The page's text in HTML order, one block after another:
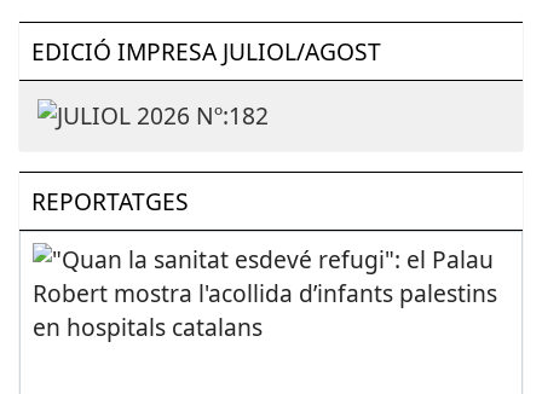
EDICIÓ IMPRESA JULIOL/AGOST
REPORTATGES